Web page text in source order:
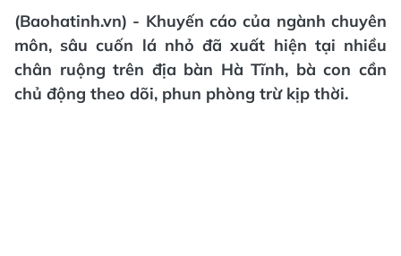
(Baohatinh.vn) - Khuyến cáo của ngành chuyên
môn, sâu cuốn lá nhỏ đã xuất hiện tại nhiều
chân ruộng trên địa bàn Hà Tĩnh, bà con cần
chủ động theo dõi, phun phòng trừ kịp thời.